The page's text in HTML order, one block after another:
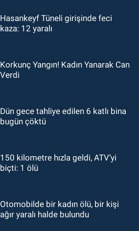
Hasankeyf Tüneli girişinde feci
kaza: 12 yaralı
Korkunç Yangın! Kadın Yanarak Can
Verdi
Dün gece tahliye edilen 6 katlı bina
bugün çöktü
150 kilometre hızla geldi, ATV’yi
biçti: 1 ölü
Otomobilde bir kadın ölü, bir kişi
ağır yaralı halde bulundu